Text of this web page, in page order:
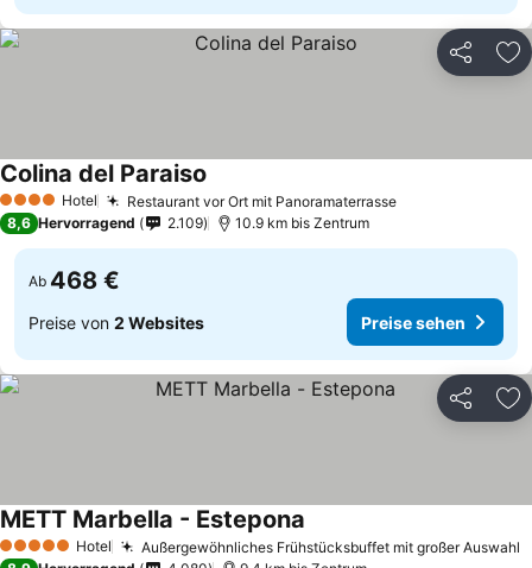
Teilen
4 Sterne Hotel Restaurant vor Ort mit Panoramaterrasse
Colina del Paraiso
8,6 Hervorragend 2.109 10.9 km bis Zentrum
Ab 468 €
Preise von 2 Websites Preise sehen
Teilen
5 Sterne Hotel Außergewöhnliches Frühstücksbuffet mit großer Auswahl
METT Marbella - Estepona